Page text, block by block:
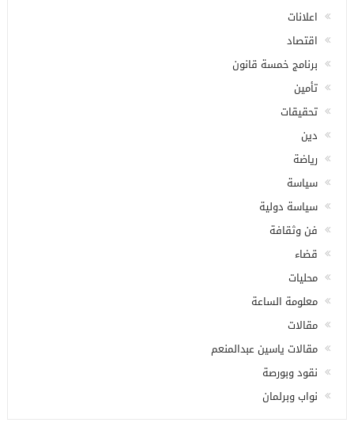
اعلانات
اقتصاد
برنامج خمسة قانون
تأمين
تحقيقات
دين
رياضة
سياسة
سياسة دولية
فن وثقافة
قضاء
محليات
معلومة الساعة
مقالات
مقالات ياسين عبدالمنعم
نقود وبورصة
نواب وبرلمان